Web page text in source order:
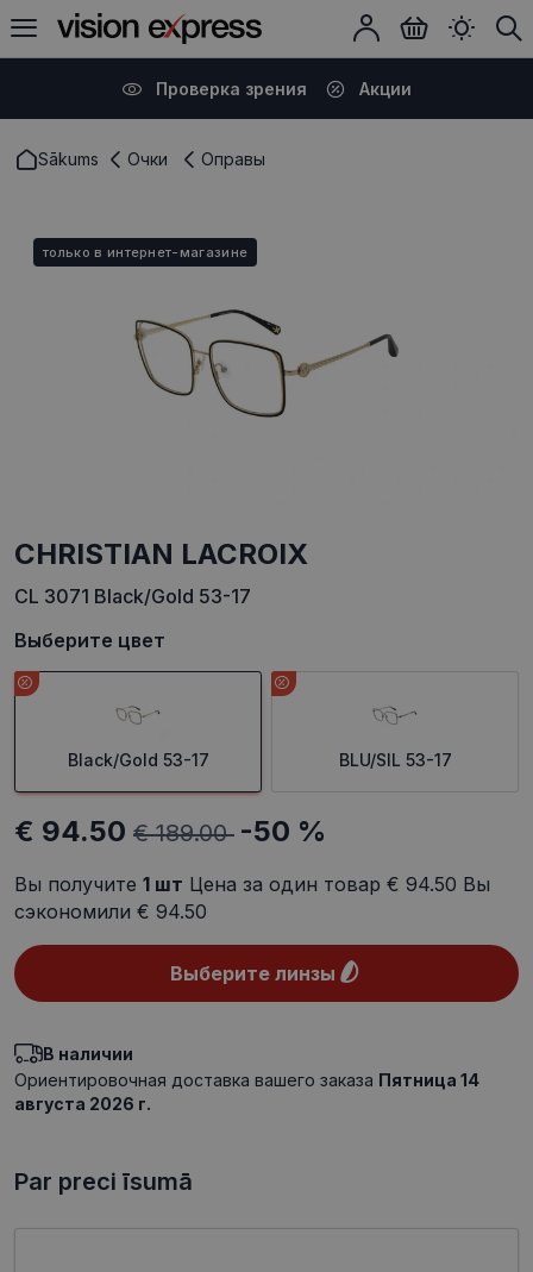
Проверка зрения Акции
Sākums Очки Оправы
только в интернет-магазине
CHRISTIAN LACROIX
CL 3071 Black/Gold 53-17
Выберите цвет
Black/Gold 53-17 BLU/SIL 53-17
€ 94.50 € 189.00 -50 %
Вы получите 1 шт Цена за один товар € 94.50 Вы
сэкономили € 94.50
Выберите линзы
В наличии
Ориентировочная доставка вашего заказа Пятница 14
августа 2026 г.
Par preci īsumā